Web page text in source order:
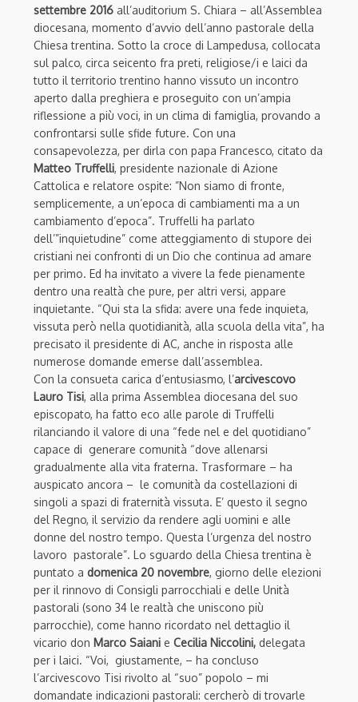
settembre 2016 all’auditorium S. Chiara – all’Assemblea
diocesana, momento d’avvio dell’anno pastorale della
Chiesa trentina. Sotto la croce di Lampedusa, collocata
sul palco, circa seicento fra preti, religiose/i e laici da
tutto il territorio trentino hanno vissuto un incontro
aperto dalla preghiera e proseguito con un’ampia
riflessione a più voci, in un clima di famiglia, provando a
confrontarsi sulle sfide future. Con una
consapevolezza, per dirla con papa Francesco, citato da
Matteo Truffelli, presidente nazionale di Azione
Cattolica e relatore ospite: ”Non siamo di fronte,
semplicemente, a un’epoca di cambiamenti ma a un
cambiamento d’epoca”. Truffelli ha parlato
dell’”inquietudine” come atteggiamento di stupore dei
cristiani nei confronti di un Dio che continua ad amare
per primo. Ed ha invitato a vivere la fede pienamente
dentro una realtà che pure, per altri versi, appare
inquietante. “Qui sta la sfida: avere una fede inquieta,
vissuta però nella quotidianità, alla scuola della vita”, ha
precisato il presidente di AC, anche in risposta alle
numerose domande emerse dall’assemblea.
Con la consueta carica d’entusiasmo, l’arcivescovo
Lauro Tisi, alla prima Assemblea diocesana del suo
episcopato, ha fatto eco alle parole di Truffelli
rilanciando il valore di una “fede nel e del quotidiano”
capace di generare comunità “dove allenarsi
gradualmente alla vita fraterna. Trasformare – ha
auspicato ancora – le comunità da costellazioni di
singoli a spazi di fraternità vissuta. E’ questo il segno
del Regno, il servizio da rendere agli uomini e alle
donne del nostro tempo. Questa l’urgenza del nostro
lavoro pastorale”. Lo sguardo della Chiesa trentina è
puntato a domenica 20 novembre, giorno delle elezioni
per il rinnovo di Consigli parrocchiali e delle Unità
pastorali (sono 34 le realtà che uniscono più
parrocchie), come hanno ricordato nel dettaglio il
vicario don Marco Saiani e Cecilia Niccolini, delegata
per i laici. “Voi, giustamente, – ha concluso
l’arcivescovo Tisi rivolto al “suo” popolo – mi
domandate indicazioni pastorali: cercherò di trovarle